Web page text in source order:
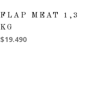
FLAP MEAT 1,3
KG
$19.490